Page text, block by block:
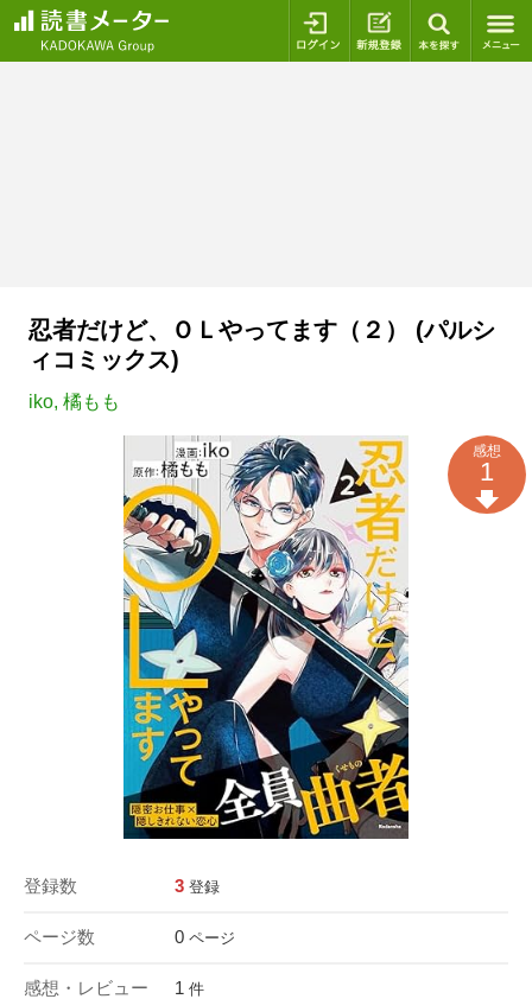
ログイン 新規登録
忍者だけど、ＯＬやってます（２） (パルシ
ィコミックス)
iko, 橘もも
登録数 3 登録
ページ数 0 ページ
感想・レビュー 1 件
感想
1